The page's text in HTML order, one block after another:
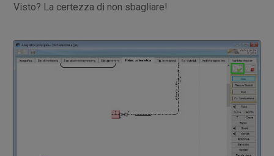
Visto? La certezza di non sbagliare!